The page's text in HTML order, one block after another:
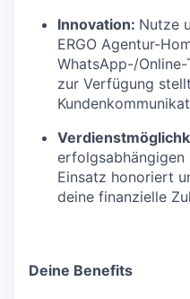
Innovation: Nutze
ERGO Agentur-
WhatsApp-/
zur Verfügung
erfolgsabhängigen
Einsatz honoriert
deine finanzielle
Deine Benefits